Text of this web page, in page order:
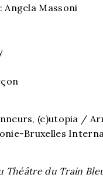
Massoni
(e)utopia /
Bruxelles
du Train